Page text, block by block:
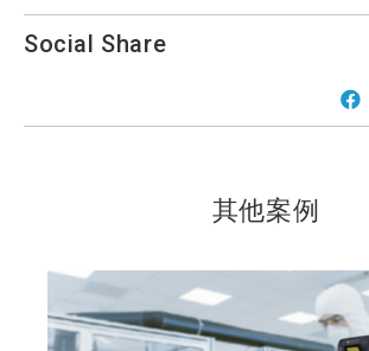
其他案例